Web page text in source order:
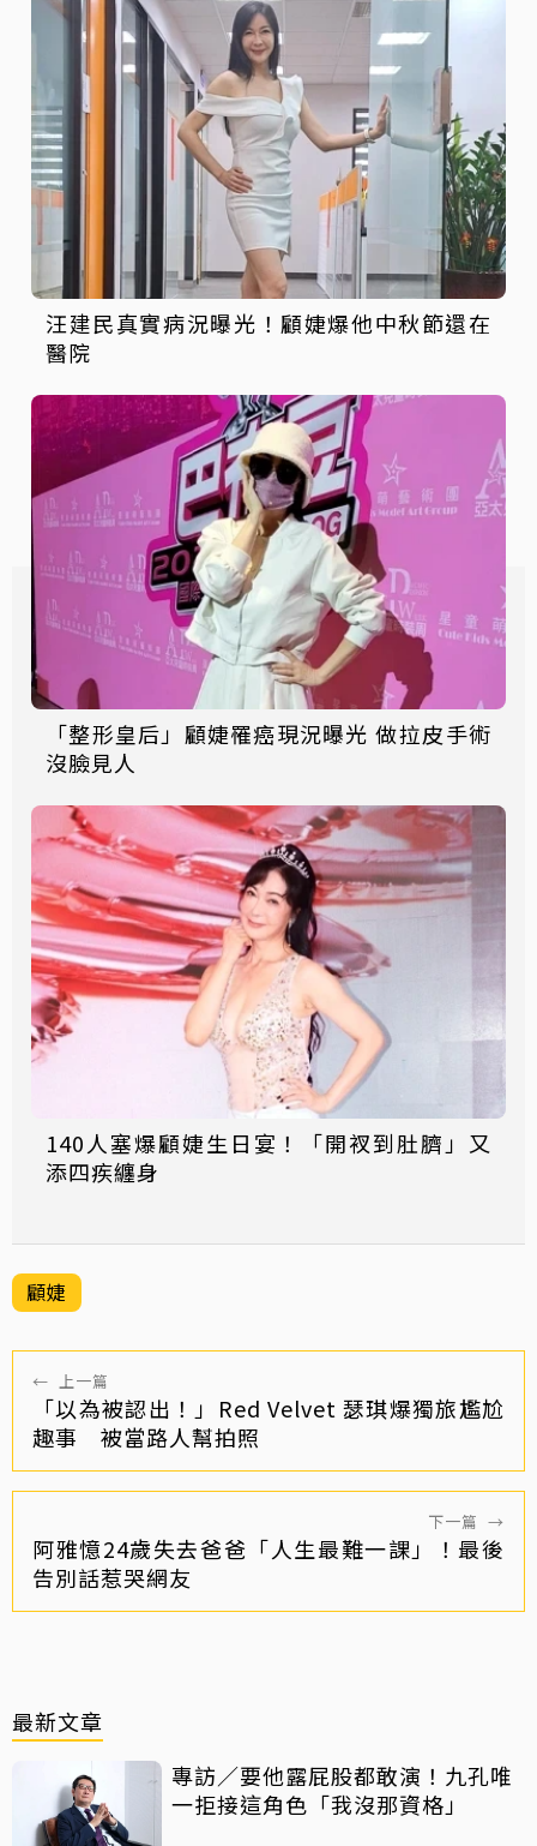
汪建民真實病況曝光！顧婕爆他中秋節還在
醫院
「整形皇后」顧婕罹癌現況曝光 做拉皮手術
沒臉見人
140人塞爆顧婕生日宴！「開衩到肚臍」又
添四疾纏身
顧婕
← 上一篇
「以為被認出！」Red Velvet 瑟琪爆獨旅尷尬
趣事 被當路人幫拍照
下一篇 →
阿雅憶24歲失去爸爸「人生最難一課」！最後
告別話惹哭網友
最新文章
專訪／要他露屁股都敢演！九孔唯
一拒接這角色「我沒那資格」